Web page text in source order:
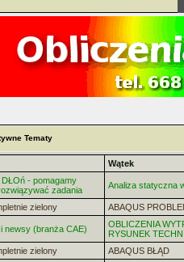
Tematy
Wątek
DŁOń - pomagamy
zadania
Analiza statyczna
zielony ABAQUS
i newsy (branża CAE)
OBLICZENIA
RYSUNEK
zielony
ABAQUS BŁĄD